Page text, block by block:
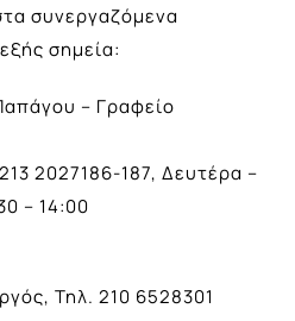
συνεργαζόμενα
σημεία:
– Γραφείο
2027186-187, Δευτέρα –
– 14:00
Τηλ. 210 6528301